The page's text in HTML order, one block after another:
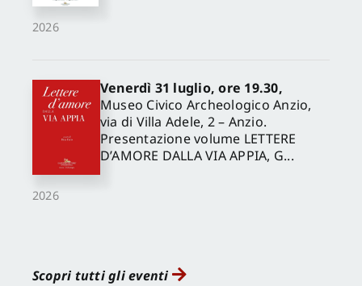
2026
2026
Venerdì 31 luglio, ore 19.30,
Museo Civico Archeologico Anzio,
via di Villa Adele, 2 – Anzio.
Presentazione volume LETTERE
D’AMORE DALLA VIA APPIA, G...
Scopri tutti gli eventi